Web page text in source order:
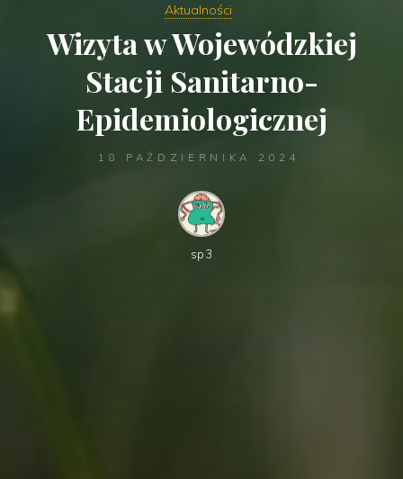
Aktualności
Wizyta w Wojewódzkiej
Stacji Sanitarno-
Epidemiologicznej
18 PAŹDZIERNIKA 2024
sp3